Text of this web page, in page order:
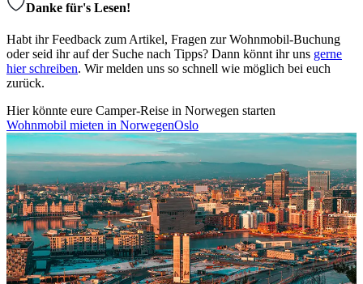
Danke für's Lesen!
Habt ihr Feedback zum Artikel, Fragen zur Wohnmobil-Buchung
oder seid ihr auf der Suche nach Tipps? Dann könnt ihr uns gerne
hier schreiben. Wir melden uns so schnell wie möglich bei euch
zurück.
Hier könnte eure Camper-Reise in Norwegen starten
Wohnmobil mieten in NorwegenOslo